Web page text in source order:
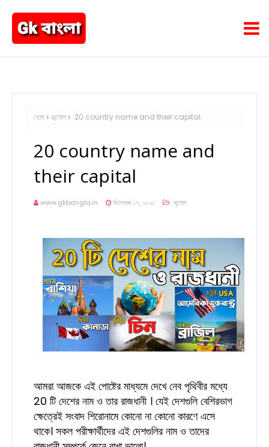
হোম ভূগোল 20 country name and their capital
20 country name and
their capital
www.gkbangla.in ডিসেম্বর ১৭, ২০২১ ভূগোল
আমরা আজকে এই পোষ্টের মাধ্যমে দেখে নেব পৃথিবীর মধ্যে
20 টি দেশের নাম ও তার রাজধানী । যেই দেশগুলি বেশিরভাগ
ক্ষেত্রেই সংবাদ শিরোনামে কোনো না কোনো কারণে এসে
থাকে। সকল পরীক্ষার্থীদের এই দেশগুলির নাম ও তাদের